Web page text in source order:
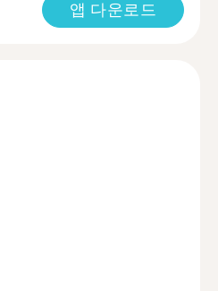
앱 다운로드